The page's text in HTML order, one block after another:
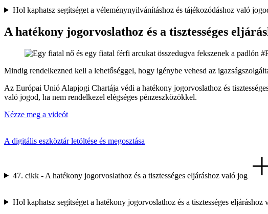
Hol kaphatsz segítséget a véleménynyilvánításhoz és tájékozódáshoz való
A hatékony jogorvoslathoz és a tisztességes
Mindig rendelkezned kell a lehetőséggel, hogy igénybe vehesd az
Az Európai Unió Alapjogi Chartája védi a hatékony jogorvoslathoz és
való jogod, ha nem rendelkezel elégséges pénzeszközökkel.
Nézze meg a videót
A digitális eszköztár letöltése és megosztása
47. cikk - A hatékony jogorvoslathoz és a tisztességes eljáráshoz való jog
Hol kaphatsz segítséget a hatékony jogorvoslathoz és a tisztességes eljáráshoz